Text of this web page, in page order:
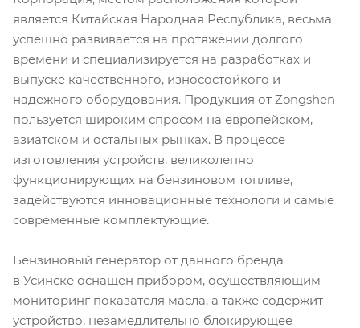
является Китайская Народная Республика, весьма
успешно развивается на протяжении долгого
времени и специализируется на разработках и
выпуске качественного, износостойкого и
надежного оборудования. Продукция от Zongshen
пользуется широким спросом на европейском,
азиатском и остальных рынках. В процессе
изготовления устройств, великолепно
функционирующих на бензиновом топливе,
задействуются инновационные технологи и самые
современные комплектующие.
Бензиновый генератор от данного бренда
в Усинске оснащен прибором, осуществляющим
мониторинг показателя масла, а также содержит
устройство, незамедлительно блокирующее